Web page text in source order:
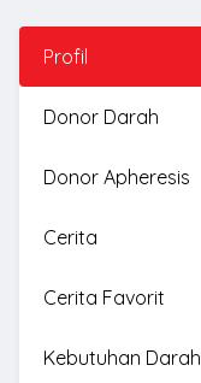
Profil
Donor Darah
Donor Apheresis
Cerita
Cerita Favorit
Kebutuhan Darah